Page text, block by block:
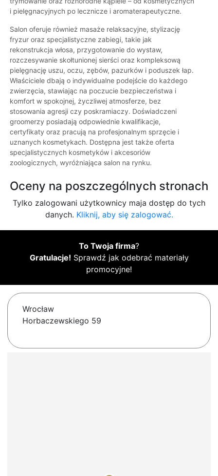
i pielęgnacyjnych po lecznicze i aromaterapeutyczne.
Salon oferuje również masaże relaksacyjne, stylizację
fryzur oraz specjalistyczne zabiegi, takie jak
rekonstrukcja włosa, przygotowanie do wystaw,
rozczesywanie skołtunionej sierści oraz kompleksową
pielęgnację uszu, oczu, zębów, pazurków i poduszek łap.
Właściciele dbają o indywidualne podejście do każdego
zwierzęcia, stawiając na poczucie bezpieczeństwa i
komfort w spokojnej, życzliwej atmosferze, bez
stosowania agresji czy poskramiaczy. Doświadczeni
groomerzy posiadają odpowiednie kwalifikacje,
certyfikaty oraz pracują na profesjonalnym sprzęcie i
uznanych kosmetykach. Dostępna jest także oferta
specjalistycznych kosmetyków i akcesoriów
zoologicznych, wyróżniająca salon na rynku.
Oceny na poszczególnych stronach
Tylko zalogowani użytkownicy maja dostęp do tych
danych. Kliknij, aby się zalogować.
To Twoja firma?
Gratulacje! Sprawdź jak odebrać materiały
promocyjne!
Wrocław
Horbaczewskiego 59